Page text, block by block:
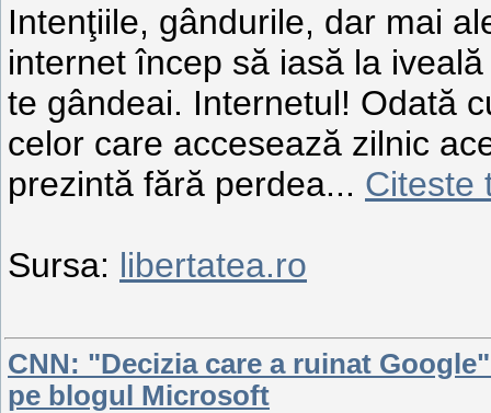
Intenţiile, gândurile, dar mai
internet încep să iasă la
te gândeai. Internetul! Odată
celor care accesează zilnic
prezintă fără perdea... Citeste
Sursa: libertatea.ro
CNN: "Decizia care a ruinat
pe blogul Microsoft